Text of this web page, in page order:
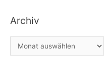
Archiv
r